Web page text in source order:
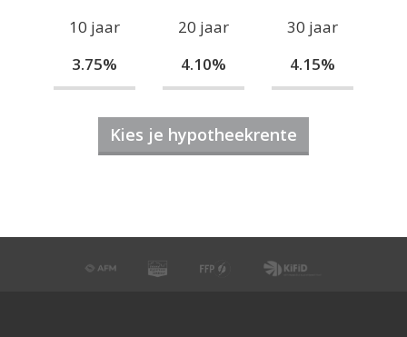
10 jaar
3.75%
20 jaar
4.10%
30 jaar
4.15%
Kies je hypotheekrente